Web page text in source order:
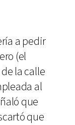
a pedir
(el
la calle
al
que
que